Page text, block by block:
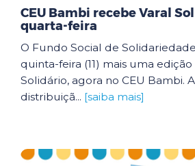
CEU Bambi recebe Varal
quarta-feira
O Fundo Social de
quinta-feira (11) mais uma edição
Solidário, agora no CEU Bambi.
distribuiçã... [saiba mais]